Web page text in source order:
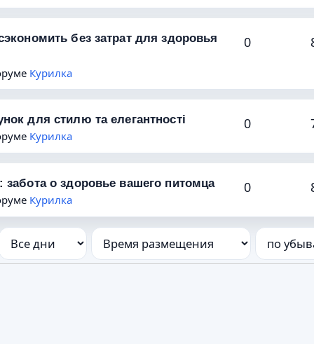
без затрат для здоровья
Курилка
0
для стилю та елегантності
Курилка
0
о здоровье вашего питомца
Курилка
0